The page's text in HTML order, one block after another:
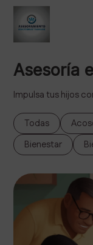
Asesoría
Impulsa tus hijos
Todas
Bienestar